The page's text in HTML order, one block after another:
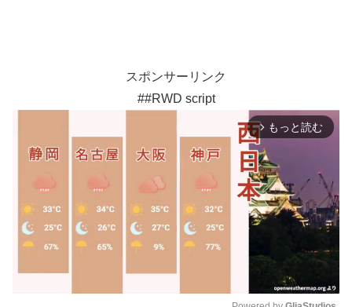
スポンサーリンク
##RWD script
arrow_forward_ios もっと読む